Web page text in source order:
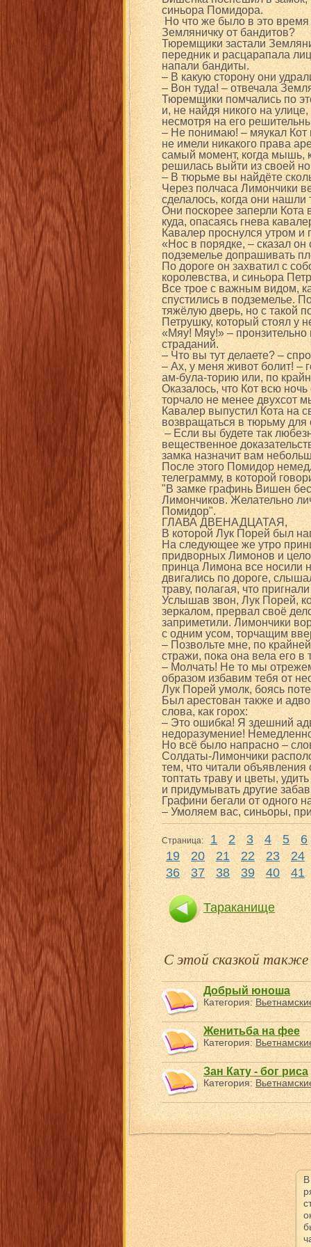
синьора Помидора.
Но что же было в это время
Земляничку от бандитов?
Тюремщики застали
передник и расцарапала
напали бандиты.
– В какую сторону они
– Вон туда! – отвечала
Тюремщики помчались по
и, не найдя никого на
несмотря на его
– Не понимаю! – мяукал Кот
не имели никакого права
самый момент, когда мышь,
решилась выйти из своей
– В тюрьме вы найдёте
Через полчаса Лимончики
сделалось, когда они нашли
Они поскорее заперли Кота
куда, опасаясь гнева
Кавалер проснулся утром
«Нос в порядке, – сказал
подземелье допрашивать
По дороге он захватил с
королевства, и синьора
Все трое с важным видом,
спустились в подземелье.
тяжёлую дверь, но с такой
Петрушку, который стоял у
«Мяу! Мяу!» – пронзительно
страданий.
– Что вы тут делаете? –
– Ах, у меня живот болит! –
ам-була-торию или, по
Оказалось, что Кот всю
торчало не менее двухсот
Кавалер выпустил Кота на
возвращаться в тюрьму
– Если вы будете так
вещественное
замка назначит вам
После этого Помидор
телеграмму, в которой
"В замке графинь Вишен
Лимончиков. Желательно
Помидор".
ГЛАВА ДВЕНАДЦАТАЯ,
В которой Лук Порей был
На следующее же утро
придворных Лимонов и
принца Лимона все носили
двигались по дороге,
траву, полагая, что
Услышав звон, Лук Порей,
зеркалом, прервал своё
заприметили. Лимончики
с одним усом, торчащим
– Позвольте мне, по
стражи, пока она вела его в
– Молчать! Не то мы
образом избавим тебя от
Лук Порей умолк, боясь
Был арестован также и
слова, как горох:
– Это ошибка! Я здешний
недоразумение!
Но всё было напрасно –
Солдаты-Лимончики
тем, что читали объявления
топтать траву и цветы,
и придумывать другие
Графини бегали от одного
– Умоляем вас, синьоры,
Страница: 1 2 3 4 5
6
19
20 21 22 23
24
36
37 38 39 40 41
Тараканище
С этой сказкой
Добрый юноша
Категория:
Женитьба на фее
Категория:
Зан Кату - бог риса
Категория: